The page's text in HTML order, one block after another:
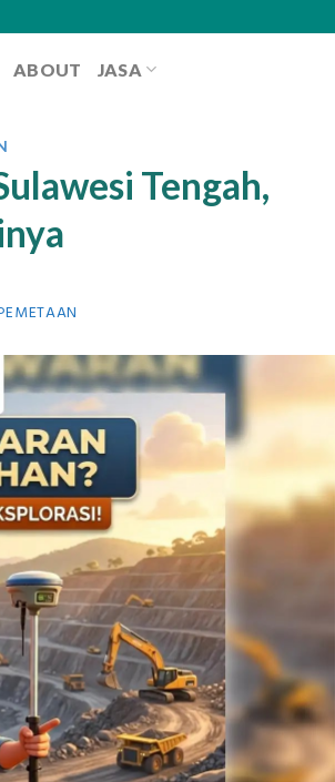
ABOUT JASA
Tengah,